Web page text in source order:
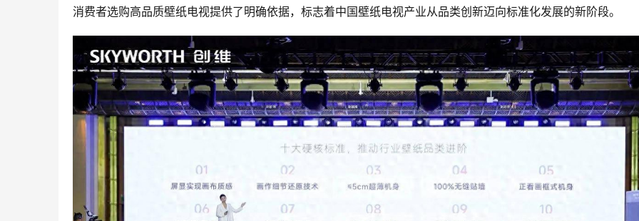
消费者选购高品质壁纸电视提供了明确依据，标志着中国壁纸电视产业从品类创新迈向标准化发展的新阶段。